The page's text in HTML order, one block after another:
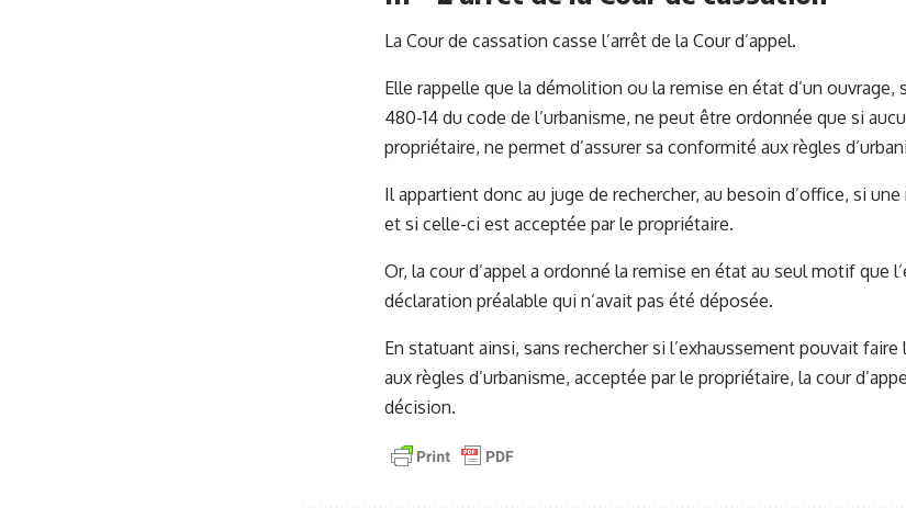
La Cour de cassation casse l’arrêt de la Cour d’appel.
Elle rappelle que la démolition ou la remise en état d’un ouvrage,
480-14 du code de l’urbanisme, ne peut être ordonnée que si
propriétaire, ne permet d’assurer sa conformité aux règles
Il appartient donc au juge de rechercher, au besoin d’office, si
et si celle-ci est acceptée par le propriétaire.
Or, la cour d’appel a ordonné la remise en état au seul motif que
déclaration préalable qui n’avait pas été déposée.
En statuant ainsi, sans rechercher si l’exhaussement pouvait
aux règles d’urbanisme, acceptée par le propriétaire, la cour
décision.